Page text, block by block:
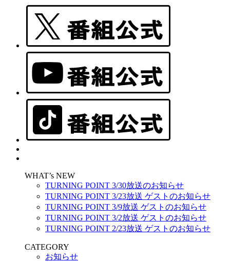
WHAT’s NEW
TURNING POINT 3/30放送のお知らせ
TURNING POINT 3/23放送 ゲストのお知らせ
TURNING POINT 3/9放送 ゲストのお知らせ
TURNING POINT 3/2放送 ゲストのお知らせ
TURNING POINT 2/23放送 ゲストのお知らせ
CATEGORY
お知らせ